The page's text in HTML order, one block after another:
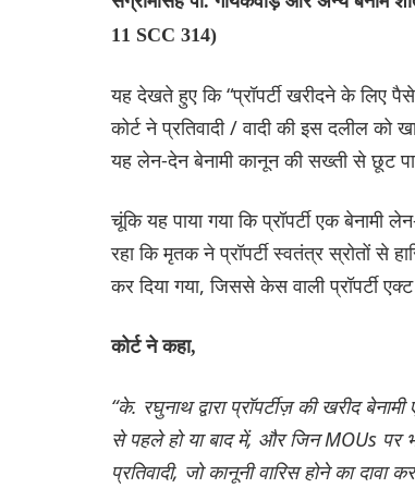
11 SCC 314)
यह देखते हुए कि “प्रॉपर्टी खरीदने के लिए
कोर्ट ने प्रतिवादी / वादी की इस दलील
यह लेन-देन बेनामी कानून की सख्ती से छूट
चूंकि यह पाया गया कि प्रॉपर्टी एक बेनामी
रहा कि मृतक ने प्रॉपर्टी स्वतंत्र स्रोतों से
कर दिया गया, जिससे केस वाली प्रॉपर्टी
कोर्ट ने कहा,
“के. रघुनाथ द्वारा प्रॉपर्टीज़ की खरीद
से पहले हो या बाद में, और जिन MOUs पर
प्रतिवादी, जो कानूनी वारिस होने का